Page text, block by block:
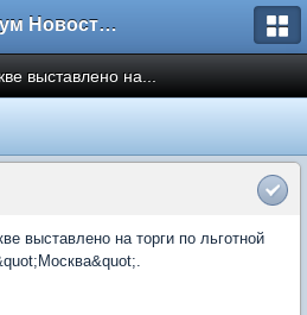
Форум Новостройки
выставлено на...
выставлено на торги по льготной